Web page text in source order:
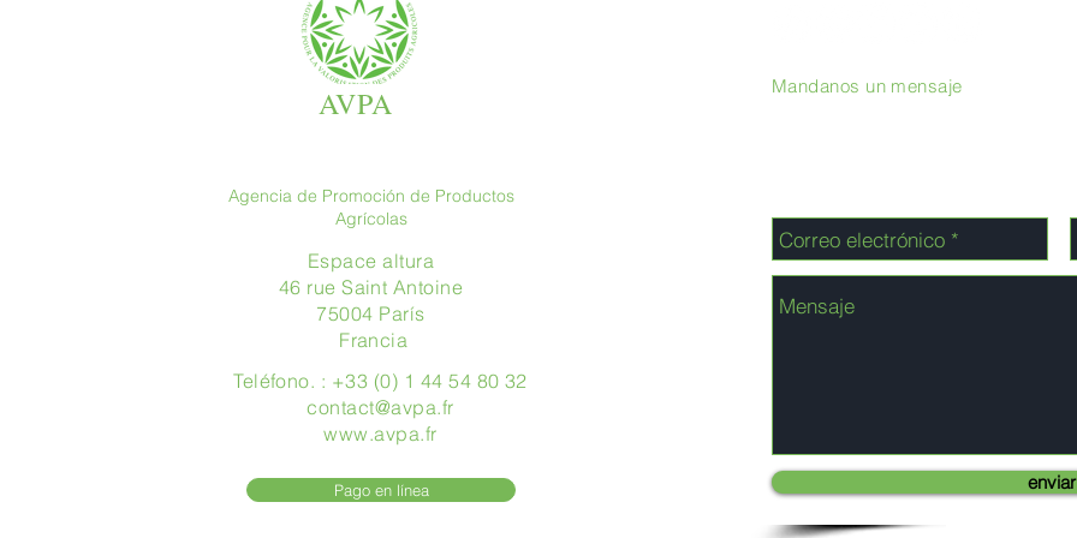
AVPA
Agencia de Promoción de Productos
Agrícolas
Espace altura
46 rue Saint Antoine
75004 París
​ Francia
Teléfono. : +33 (0) 1 44 54 80 32
contact@avpa.fr
www.avpa.fr
Pago en línea
Mandanos un mensaje